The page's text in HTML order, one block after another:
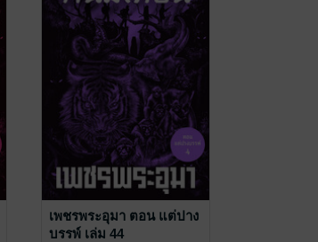
เพชรพระอุมา ตอน แต่ปาง
บรรพ์ เล่ม 44